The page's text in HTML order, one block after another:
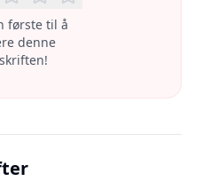
første til å
denne